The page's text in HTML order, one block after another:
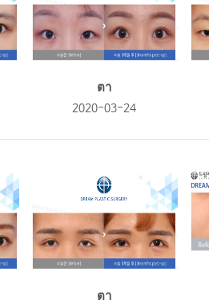
ตา
2020-03-24
ตา